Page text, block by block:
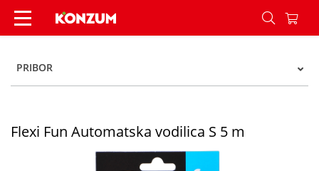
Flexi Fun Automatska vodilica S 5 m - Konzum
PRIBOR
Flexi Fun Automatska vodilica S 5 m